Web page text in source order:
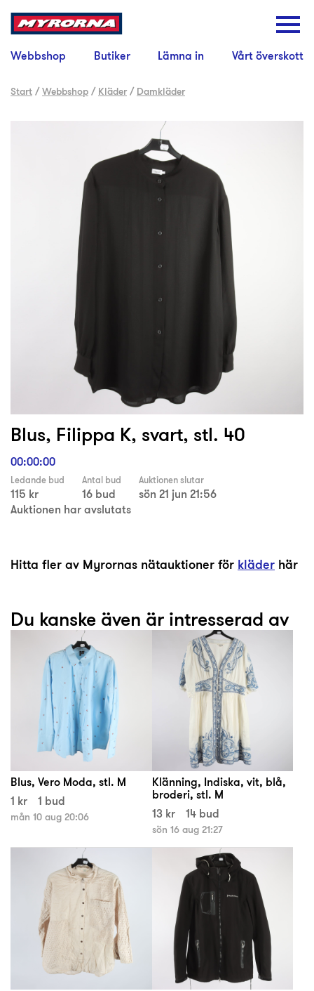
Webbshop Butiker Lämna in Vårt överskott
Start /Webbshop / Kläder / Damkläder
Blus, Filippa K, svart, stl. 40
00:00:00
Ledande bud
115 kr
Antal bud
16 bud
Auktionen slutar
sön 21 jun 21:56
Auktionen har avslutats
Hitta fler av Myrornas nätauktioner för kläder här
Du kanske även är intresserad av
Blus, Vero Moda, stl. M
1 kr
1 bud
mån 10 aug 20:06
Klänning, Indiska, vit, blå,
broderi, stl. M
13 kr
14 bud
sön 16 aug 21:27